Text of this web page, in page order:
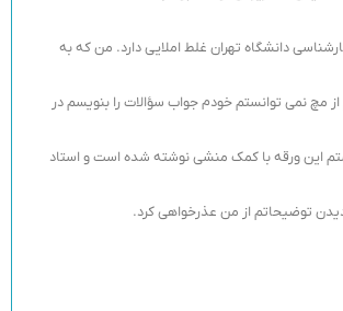
دانشگاه تهران غلط املایی دارد. من که به
مچ نمی توانستم خودم جواب سؤالات را بنویسم در
این ورقه با کمک منشی نوشته شده است و استاد
توضیحاتم از من عذرخواهی کرد.